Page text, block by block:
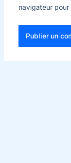
navigateur pour